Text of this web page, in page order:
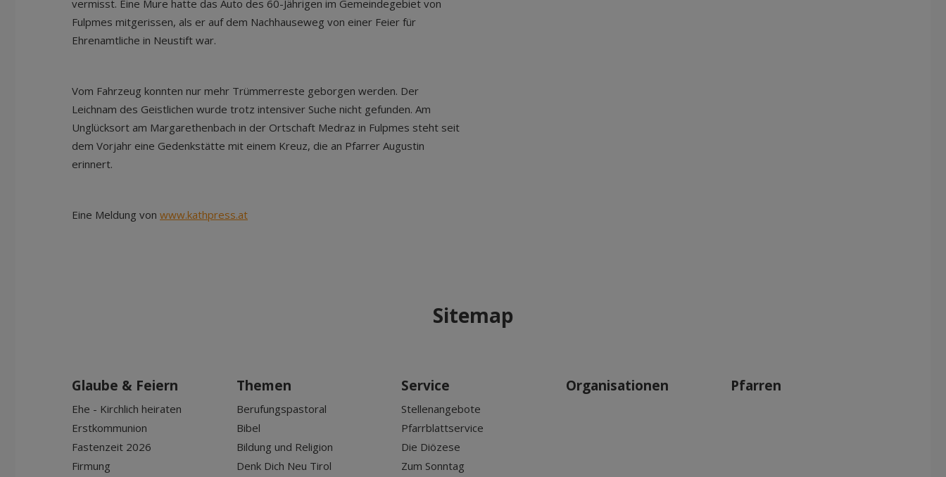
vermisst. Eine Mure hatte das Auto des 60-Jährigen im Gemeindegebiet von
Fulpmes mitgerissen, als er auf dem Nachhauseweg von einer Feier für
Ehrenamtliche in Neustift war.
Vom Fahrzeug konnten nur mehr Trümmerreste geborgen werden. Der
Leichnam des Geistlichen wurde trotz intensiver Suche nicht gefunden. Am
Unglücksort am Margarethenbach in der Ortschaft Medraz in Fulpmes steht seit
dem Vorjahr eine Gedenkstätte mit einem Kreuz, die an Pfarrer Augustin
erinnert.
Eine Meldung von www.kathpress.at
Sitemap
Glaube & Feiern
Ehe - Kirchlich heiraten
Erstkommunion
Fastenzeit 2026
Firmung
Themen
Berufungspastoral
Bibel
Bildung und Religion
Denk Dich Neu Tirol
Service
Stellenangebote
Pfarrblattservice
Die Diözese
Zum Sonntag
Organisationen Pfarren